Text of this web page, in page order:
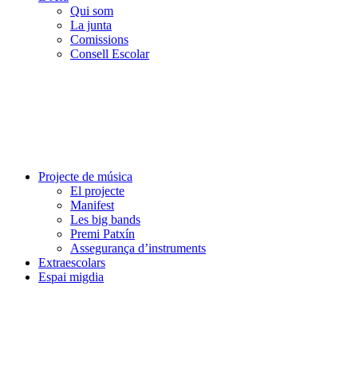
Qui som
La junta
Comissions
Consell Escolar
Projecte de música
El projecte
Manifest
Les big bands
Premi Patxín
Assegurança d’instruments
Extraescolars
Espai migdia